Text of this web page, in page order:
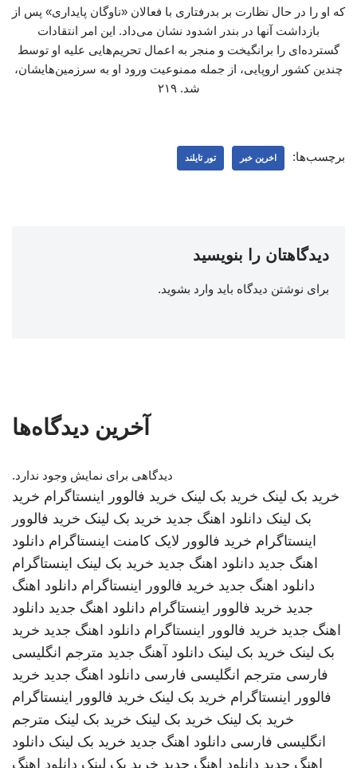
که او را در حال نظارت بر بدرفتاری با فعالان «ناوگان پایداری» پس از
بازداشت آنها در بندر اشدود نشان می‌داد. این امر انتقادات
گسترده‌ای را برانگیخت و منجر به اعمال تحریم‌هایی علیه او توسط
چندین کشور اروپایی، از جمله ممنوعیت ورود او به سرزمین‌هایشان،
شد. ۲۱۹
برچسب‌ها: اخرین خبر تور تایلند
دیدگاهتان را بنویسید
برای نوشتن دیدگاه باید وارد بشوید.
آخرین دیدگاه‌ها
دیدگاهی برای نمایش وجود ندارد.
خرید بک لینک خرید بک لینک خرید فالوور اینستاگرام خرید
بک لینک دانلود اهنگ جدید خرید بک لینک خرید فالوور
اینستاگرام خرید فالوور لایک کامنت اینستاگرام دانلود
اهنگ جدید دانلود اهنگ جدید خرید بک لینک اینستاگرام
دانلود اهنگ جدید خرید فالوور اینستاگرام دانلود اهنگ
جدید خرید فالوور اینستاگرام دانلود اهنگ جدید دانلود
اهنگ جدید خرید فالوور اینستاگرام دانلود اهنگ جدید خرید
بک لینک خرید بک لینک دانلود آهنگ جدید مترجم انگلیسی
فارسی مترجم انگلیسی فارسی دانلود اهنگ جدید خرید
فالوور اینستاگرام خرید بک لینک خرید فالوور اینستاگرام
خرید بک لینک خرید بک لینک خرید بک لینک مترجم
انگلیسی فارسی دانلود اهنگ جدید خرید بک لینک دانلود
اهنگ جدید دانلود اهنگ جدید خرید بک لینک دانلود اهنگ